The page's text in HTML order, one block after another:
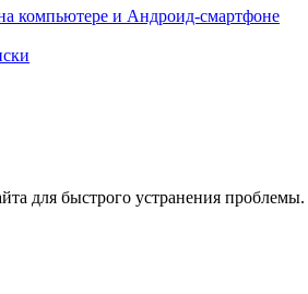
компьютере и Андроид-смартфоне
для быстрого устранения проблемы.